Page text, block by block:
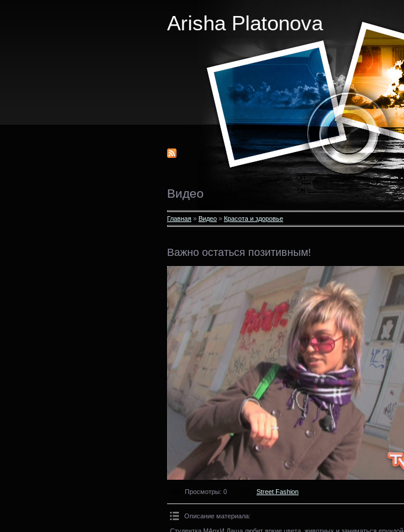
Arisha Platonova
Видео
Главная » Видео » Красота и здоровье
Важно остаться позитивным!
Просмотры: 0 Street Fashion
Описание материала:
Студентка МАрхИ Даша любит яркие цвета, животных и заниматься ерундой.